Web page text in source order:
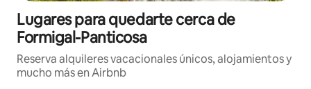
Lugares para quedarte cerca de
Formigal-Panticosa
Reserva alquileres vacacionales únicos, alojamientos y
mucho más en Airbnb